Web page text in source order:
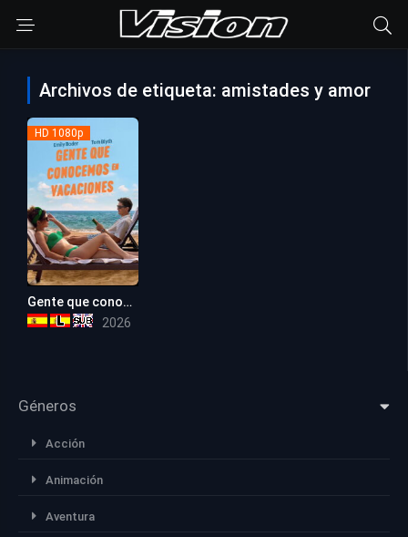
Archivos de etiqueta: amistades y amor
HD 1080p
Gente que conocemos en vacaciones
2026
Géneros
Acción
Animación
Aventura